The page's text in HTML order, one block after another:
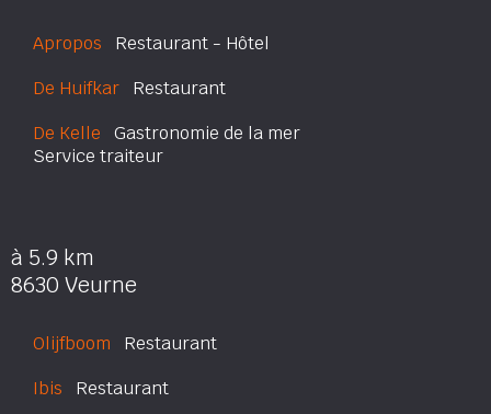
Apropos Restaurant - Hôtel
De Huifkar Restaurant
De Kelle Gastronomie de la mer
Service traiteur
à 5.9 km
8630 Veurne
Olijfboom Restaurant
Ibis Restaurant